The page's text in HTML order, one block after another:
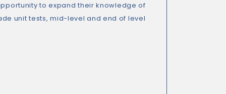
to expand their knowledge of
unit tests, mid-level and end of level